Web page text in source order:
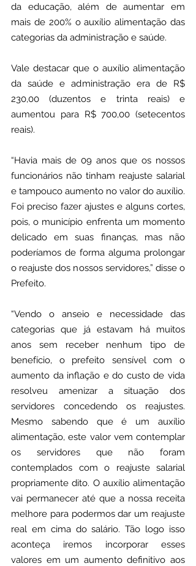
da educação, além de aumentar em
mais de 200% o auxílio alimentação das
categorias da administração e saúde.
Vale destacar que o auxílio alimentação
da saúde e administração era de R$
230,00 (duzentos e trinta reais) e
aumentou para R$ 700,00 (setecentos
reais).
“Havia mais de 09 anos que os nossos
funcionários não tinham reajuste salarial
e tampouco aumento no valor do auxílio.
Foi preciso fazer ajustes e alguns cortes,
pois, o município enfrenta um momento
delicado em suas finanças, mas não
poderíamos de forma alguma prolongar
o reajuste dos nossos servidores,” disse o
Prefeito.
“Vendo o anseio e necessidade das
categorias que já estavam há muitos
anos sem receber nenhum tipo de
benefício, o prefeito sensível com o
aumento da inflação e do custo de vida
resolveu amenizar a situação dos
servidores concedendo os reajustes.
Mesmo sabendo que é um auxílio
alimentação, este valor vem contemplar
os servidores que não foram
contemplados com o reajuste salarial
propriamente dito. O auxílio alimentação
vai permanecer até que a nossa receita
melhore para podermos dar um reajuste
real em cima do salário. Tão logo isso
aconteça iremos incorporar esses
valores em um aumento definitivo aos